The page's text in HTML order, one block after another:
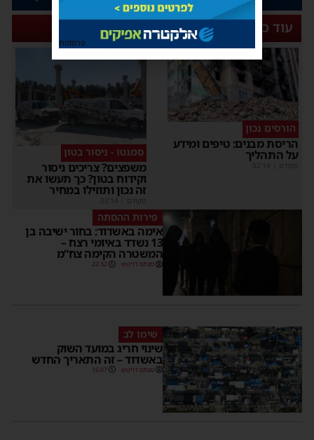
עוד כותרות
הורסים נכון
הריסת מבנים: טיפים ומידע
על התהליך
מקודם
סמנטו - ניסור בטון
משפצים? צריכים ניסור
וקידוח בטון? כך תעשו את
זה נכון ותוזילו במחיר
מקודם
פירות ההסתה
אימה באשדוד: בחור ישיבה בן
13 נשדד באיומי רצח –
המשטרה הקימה צח”מ
מנחם דויטש 22:32
שימו לב
שינוי חריג במועד השוק
באשדוד – זה התאריך החדש
מנחם דויטש 16:07
פרסומת